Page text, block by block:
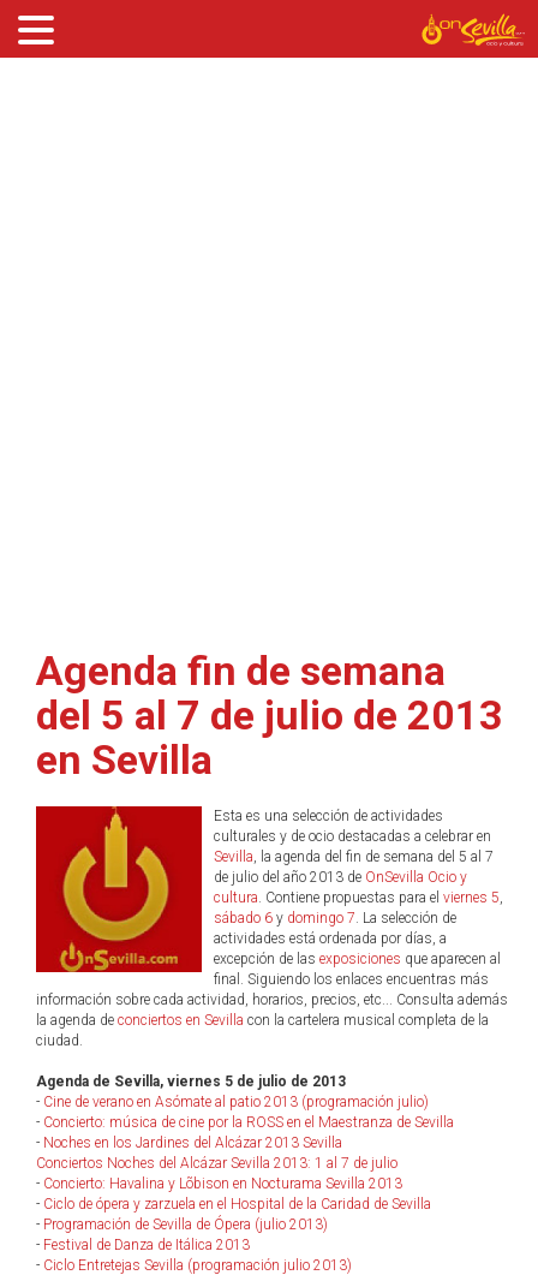
Agenda fin de semana
del 5 al 7 de julio de 2013
en Sevilla
Esta es una selección de actividades
culturales y de ocio destacadas a celebrar en
Sevilla, la agenda del fin de semana del 5 al 7
de julio del año 2013 de OnSevilla Ocio y
cultura. Contiene propuestas para el viernes 5,
sábado 6y domingo 7. La selección de
actividades está ordenada por días, a
excepción de las exposiciones que aparecen al
final. Siguiendo los enlaces encuentras más
información sobre cada actividad, horarios, precios, etc... Consulta además
la agenda de conciertos en Sevilla con la cartelera musical completa de la
ciudad.
Agenda de Sevilla, viernes 5 de julio de 2013
- Cine de verano en Asómate al patio 2013 (programación julio)
- Concierto: música de cine por la ROSS en el Maestranza de Sevilla
- Noches en los Jardines del Alcázar 2013 Sevilla
Conciertos Noches del Alcázar Sevilla 2013: 1 al 7 de julio
- Concierto: Havalina y Lõbison en Nocturama Sevilla 2013
- Ciclo de ópera y zarzuela en el Hospital de la Caridad de Sevilla
- Programación de Sevilla de Ópera (julio 2013)
- Festival de Danza de Itálica 2013
- Ciclo Entretejas Sevilla (programación julio 2013)